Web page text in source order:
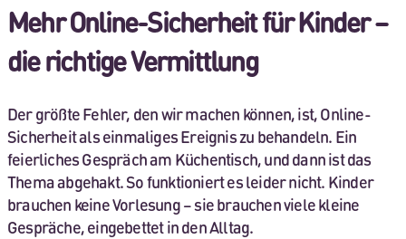
Mehr Online-Sicherheit für Kinder –
die richtige Vermittlung
Der größte Fehler, den wir machen können, ist, Online-
Sicherheit als einmaliges Ereignis zu behandeln. Ein
feierliches Gespräch am Küchentisch, und dann ist das
Thema abgehakt. So funktioniert es leider nicht. Kinder
brauchen keine Vorlesung – sie brauchen viele kleine
Gespräche, eingebettet in den Alltag.